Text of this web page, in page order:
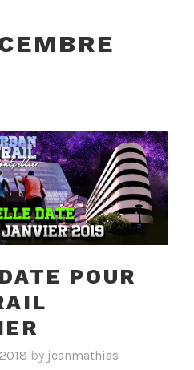
POUR
by jeanmathias